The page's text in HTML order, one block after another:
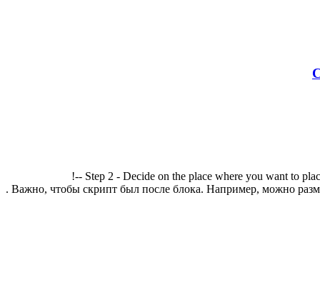
!-- Step 2 - Decide on the place where you want to
. Важно, чтобы скрипт был после блока. Например, можно